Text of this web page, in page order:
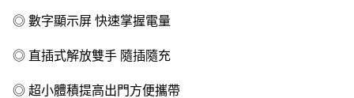
◎ 數字顯示屏 快速掌握電量
◎ 直插式解放雙手 隨插隨充
◎ 超小體積提高出門方便攜帶